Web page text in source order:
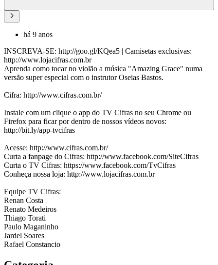
há 9 anos
INSCREVA-SE: http://goo.gl/KQea5 | Camisetas exclusivas:
http://www.lojacifras.com.br
Aprenda como tocar no violão a música "Amazing Grace" numa
versão super especial com o instrutor Oseias Bastos.
Cifra: http://www.cifras.com.br/
Instale com um clique o app do TV Cifras no seu Chrome ou
Firefox para ficar por dentro de nossos vídeos novos:
http://bit.ly/app-tvcifras
Acesse: http://www.cifras.com.br/
Curta a fanpage do Cifras: http://www.facebook.com/SiteCifras
Curta o TV Cifras: https://www.facebook.com/TvCifras
Conheça nossa loja: http://www.lojacifras.com.br
Equipe TV Cifras:
Renan Costa
Renato Medeiros
Thiago Torati
Paulo Maganinho
Jardel Soares
Rafael Constancio